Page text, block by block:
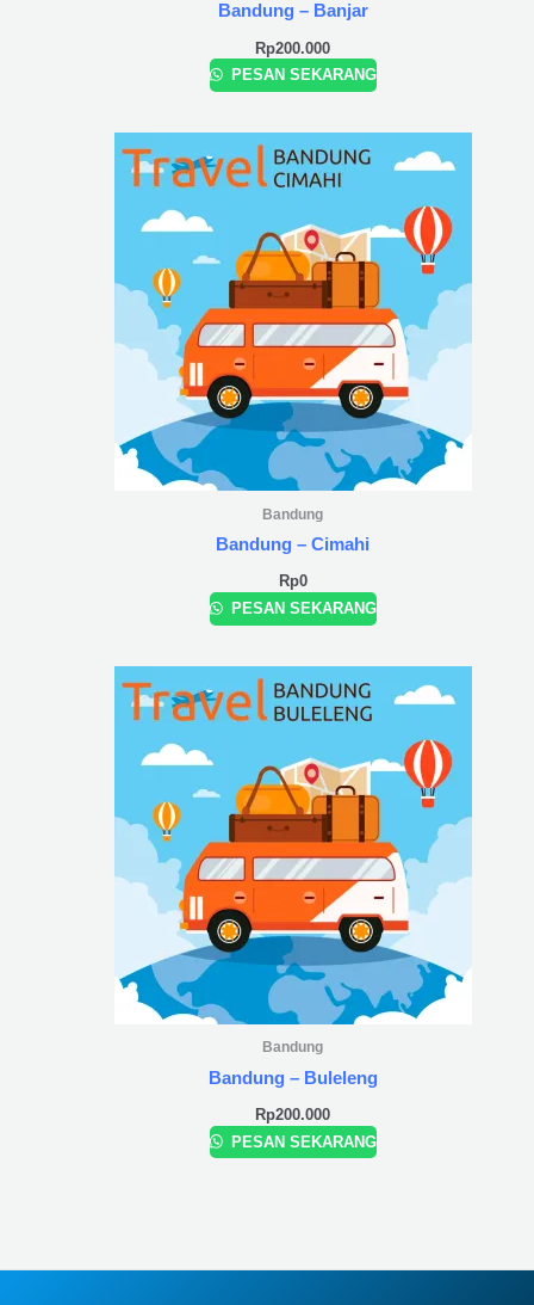
Bandung – Banjar
Rp200.000
PESAN SEKARANG
Bandung
Bandung – Cimahi
Rp0
PESAN SEKARANG
Bandung
Bandung – Buleleng
Rp200.000
PESAN SEKARANG